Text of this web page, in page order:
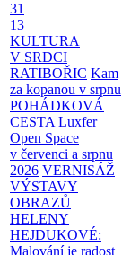
31
13
KULTURA
V SRDCI
RATIBOŘIC Kam
za kopanou v srpnu
POHÁDKOVÁ
CESTA Luxfer
Open Space
v červenci a srpnu
2026 VERNISÁŽ
VÝSTAVY
OBRAZŮ
HELENY
HEJDUKOVÉ:
Malování je radost